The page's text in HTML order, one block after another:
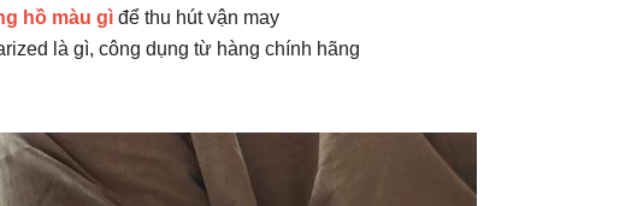
hồ màu gì để thu hút vận may
là gì, công dụng từ hàng chính hãng